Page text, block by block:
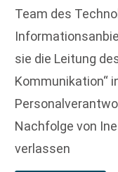
Team des
sie die Leitung
Kommunikation“
Nachfolge von
verlassen